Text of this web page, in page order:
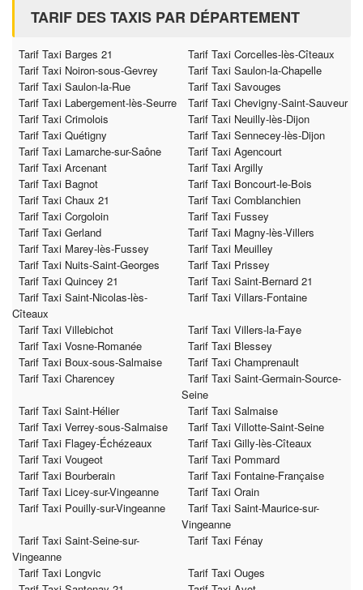
TARIF DES TAXIS PAR DÉPARTEMENT
Tarif Taxi Barges 21
Tarif Taxi Corcelles-lès-Cîteaux
Tarif Taxi Noiron-sous-Gevrey
Tarif Taxi Saulon-la-Chapelle
Tarif Taxi Saulon-la-Rue
Tarif Taxi Savouges
Tarif Taxi Labergement-lès-Seurre
Tarif Taxi Chevigny-Saint-Sauveur
Tarif Taxi Crimolois
Tarif Taxi Neuilly-lès-Dijon
Tarif Taxi Quétigny
Tarif Taxi Sennecey-lès-Dijon
Tarif Taxi Lamarche-sur-Saône
Tarif Taxi Agencourt
Tarif Taxi Arcenant
Tarif Taxi Argilly
Tarif Taxi Bagnot
Tarif Taxi Boncourt-le-Bois
Tarif Taxi Chaux 21
Tarif Taxi Comblanchien
Tarif Taxi Corgoloin
Tarif Taxi Fussey
Tarif Taxi Gerland
Tarif Taxi Magny-lès-Villers
Tarif Taxi Marey-lès-Fussey
Tarif Taxi Meuilley
Tarif Taxi Nuits-Saint-Georges
Tarif Taxi Prissey
Tarif Taxi Quincey 21
Tarif Taxi Saint-Bernard 21
Tarif Taxi Saint-Nicolas-lès-
Cîteaux
Tarif Taxi Villars-Fontaine
Tarif Taxi Villebichot
Tarif Taxi Villers-la-Faye
Tarif Taxi Vosne-Romanée
Tarif Taxi Blessey
Tarif Taxi Boux-sous-Salmaise
Tarif Taxi Champrenault
Tarif Taxi Charencey
Tarif Taxi Saint-Germain-Source-
Seine
Tarif Taxi Saint-Hélier
Tarif Taxi Salmaise
Tarif Taxi Verrey-sous-Salmaise
Tarif Taxi Villotte-Saint-Seine
Tarif Taxi Flagey-Échézeaux
Tarif Taxi Gilly-lès-Cîteaux
Tarif Taxi Vougeot
Tarif Taxi Pommard
Tarif Taxi Bourberain
Tarif Taxi Fontaine-Française
Tarif Taxi Licey-sur-Vingeanne
Tarif Taxi Orain
Tarif Taxi Pouilly-sur-Vingeanne
Tarif Taxi Saint-Maurice-sur-
Vingeanne
Tarif Taxi Saint-Seine-sur-
Vingeanne
Tarif Taxi Fénay
Tarif Taxi Longvic
Tarif Taxi Ouges